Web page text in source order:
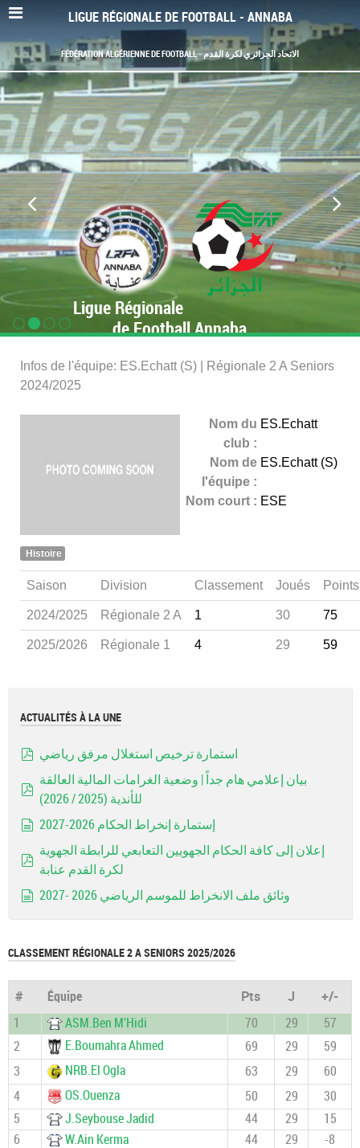
LIGUE RÉGIONALE DE FOOTBALL - ANNABA
FÉDÉRATION ALGÉRIENNE DE FOOTBALL - الاتحاد الجزائري لكرة القدم
Ligue Régionale
de Football Annaba
Infos de l'équipe: ES.Echatt (S) | Régionale 2 A Seniors
2024/2025
Nom du
club :
ES.Echatt
Nom de
l'équipe :
ES.Echatt (S)
Nom court : ESE
Histoire
Saison Division Classement Joués Points
2024/2025 Régionale 2 A 1 30 75
2025/2026 Régionale 1 4 29 59
ACTUALITÉS À LA UNE
استمارة ترخيص استغلال مرفق رياضي
pdf
بيان إعلامي هام جداً | وضعية الغرامات المالية العالقة
للأندية (2025 / 2026)
إستمارة إنخراط الحكام 2026-2027
pdf
إعلان إلى كافة الحكام الجهويين التعابعي للرابطة الجهوية
لكرة القدم عنابة
وثائق ملف الانخراط للموسم الرياضي 2026 -2027
CLASSEMENT RÉGIONALE 2 A SENIORS 2025/2026
# Équipe Pts J
+/-
1
ASM.Ben M’Hidi 70 29
57
2
E.Boumahra Ahmed 69 29
59
3
NRB.El Ogla 63 29
60
4
OS.Ouenza 50 29
30
5
J.Seybouse Jadid 44 29
15
6
W.Ain Kerma 44 29
-8